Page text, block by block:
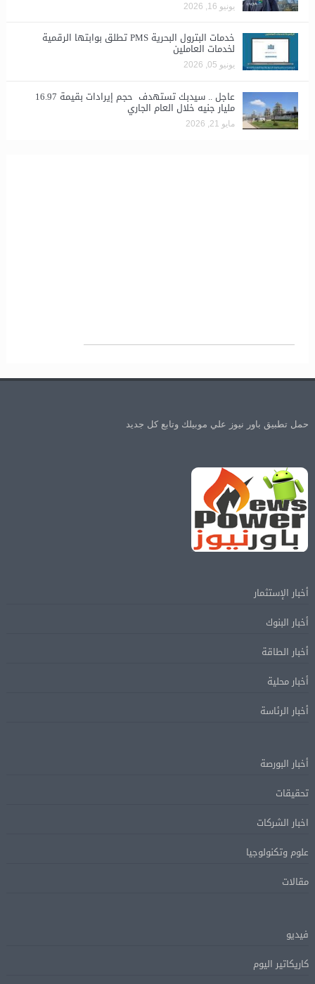
يونيو 16, 2026
خدمات البترول البحرية PMS تطلق بوابتها الرقمية
لخدمات العاملين
يونيو 05, 2026
عاجل .. سيدبك تستهدف حجم إيرادات بقيمة 16.97
مليار جنيه خلال العام الجاري
مايو 21, 2026
حمل تطبيق باور نيوز علي موبيلك وتابع كل جديد
أخبار الإستثمار
أخبار البنوك
أخبار الطاقة
أخبار محلية
أخبار الرئاسة
أخبار البورصة
تحقيقات
اخبار الشركات
علوم وتكنولوجيا
مقالات
فيديو
كاريكاتير اليوم